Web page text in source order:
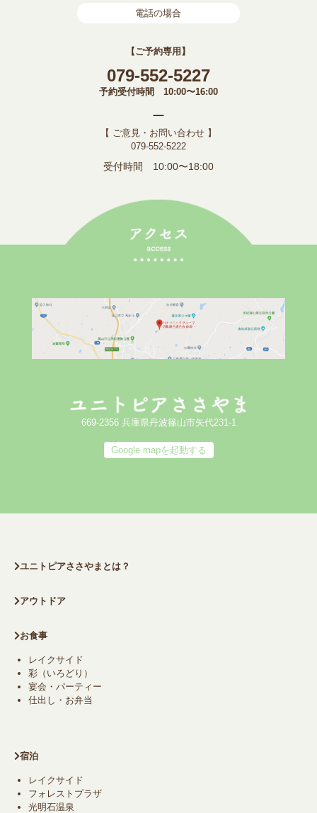
電話の場合
【ご予約専用】
079-552-5227
予約受付時間 10:00〜16:00
【 ご意見・お問い合わせ 】
079-552-5222
受付時間 10:00〜18:00
669-2356 兵庫県丹波篠山市矢代231-1
Google mapを起動する
ユニトピアささやまとは？
アウトドア
お食事
レイクサイド
彩（いろどり）
宴会・パーティー
仕出し・お弁当
宿泊
レイクサイド
フォレストプラザ
光明石温泉